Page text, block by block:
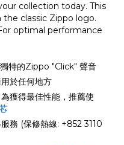
collection today. This
classic Zippo logo.
optimal performance
特的Zippo "Click" 聲音
於任何地方
獲得最佳性能，推薦使
務 (保修熱線: +852 3110